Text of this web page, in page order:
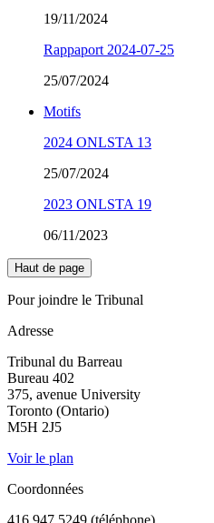
19/11/2024
Rappaport 2024-07-25
25/07/2024
Motifs
2024 ONLSTA 13
25/07/2024
2023 ONLSTA 19
06/11/2023
Haut de page
Pour joindre le Tribunal
Adresse
Tribunal du Barreau
Bureau 402
375, avenue University
Toronto (Ontario)
M5H 2J5
Voir le plan
Coordonnées
416 947 5249 (téléphone)